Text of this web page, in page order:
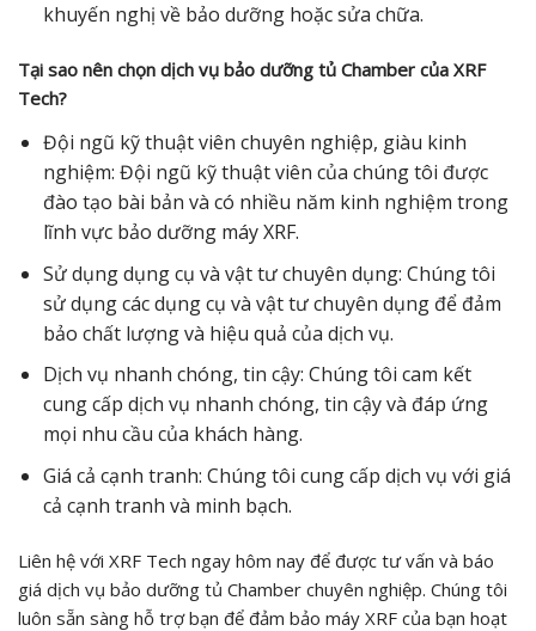
khuyến nghị về bảo dưỡng hoặc sửa chữa.
Tại sao nên chọn dịch vụ bảo dưỡng tủ Chamber của XRF
Tech?
Đội ngũ kỹ thuật viên chuyên nghiệp, giàu kinh
nghiệm: Đội ngũ kỹ thuật viên của chúng tôi được
đào tạo bài bản và có nhiều năm kinh nghiệm trong
lĩnh vực bảo dưỡng máy XRF.
Sử dụng dụng cụ và vật tư chuyên dụng: Chúng tôi
sử dụng các dụng cụ và vật tư chuyên dụng để đảm
bảo chất lượng và hiệu quả của dịch vụ.
Dịch vụ nhanh chóng, tin cậy: Chúng tôi cam kết
cung cấp dịch vụ nhanh chóng, tin cậy và đáp ứng
mọi nhu cầu của khách hàng.
Giá cả cạnh tranh: Chúng tôi cung cấp dịch vụ với giá
cả cạnh tranh và minh bạch.
Liên hệ với XRF Tech ngay hôm nay để được tư vấn và báo
giá dịch vụ bảo dưỡng tủ Chamber chuyên nghiệp. Chúng tôi
luôn sẵn sàng hỗ trợ bạn để đảm bảo máy XRF của bạn hoạt